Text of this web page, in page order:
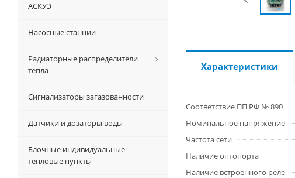
Характеристики
Соответствие ПП РФ № 890
Номинальное напряжение
Частота сети
Наличие оптопорта
Наличие встроенного реле
АСКУЭ
Насосные станции
Радиаторные распределители
тепла
Сигнализаторы загазованности
Датчики и дозаторы воды
Блочные индивидуальные
тепловые пункты